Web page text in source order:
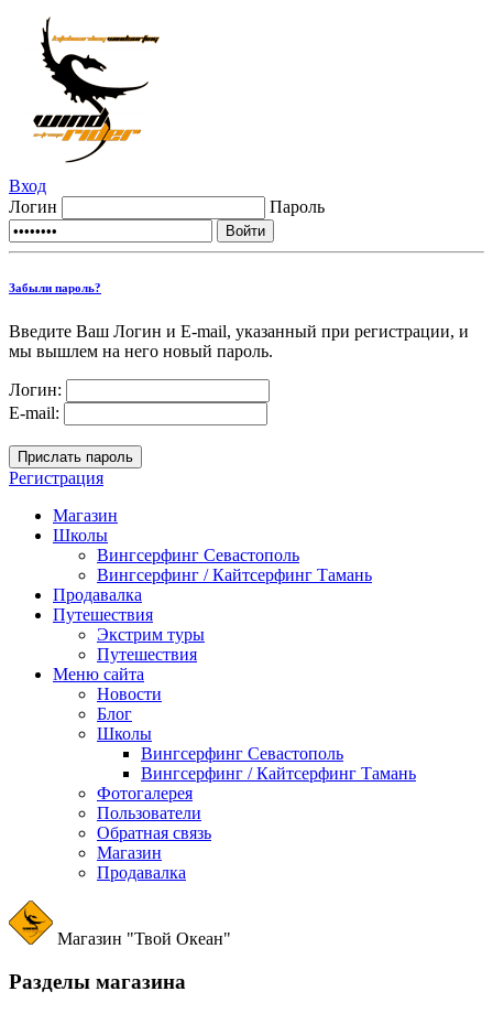
Вход
Логин
Пароль
Забыли пароль?
Введите Ваш Логин и E-mail, указанный при регистрации, и
мы вышлем на него новый пароль.
Логин:
E-mail:
Регистрация
Магазин
Школы
Вингсерфинг Севастополь
Вингсерфинг / Кайтсерфинг Тамань
Продавалка
Путешествия
Экстрим туры
Путешествия
Меню сайта
Новости
Блог
Школы
Вингсерфинг Севастополь
Вингсерфинг / Кайтсерфинг Тамань
Фотогалерея
Пользователи
Обратная связь
Магазин
Продавалка
Магазин "Твой Океан"
Разделы магазина